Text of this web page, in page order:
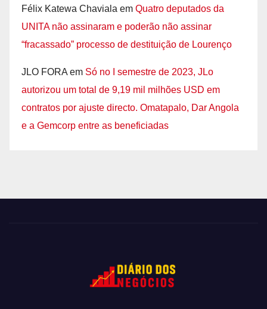
Félix Katewa Chaviala em Quatro deputados da
UNITA não assinaram e poderão não assinar
“fracassado” processo de destituição de Lourenço
JLO FORA em Só no I semestre de 2023, JLo
autorizou um total de 9,19 mil milhões USD em
contratos por ajuste directo. Omatapalo, Dar Angola
e a Gemcorp entre as beneficiadas